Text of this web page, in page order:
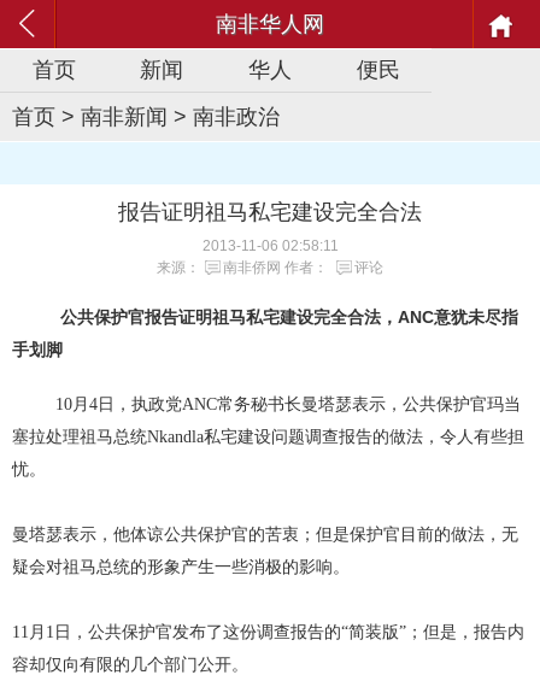
南非华人网
首页
新闻 华人
便民
首页 > 南非新闻 > 南非政治
报告证明祖马私宅建设完全合法
2013-11-06 02:58:11
来源：
南非侨网 作者： 评论
公共保护官报告证明祖马私宅建设完全合法，ANC意犹未尽指
手划脚
10月4日，执政党ANC常务秘书长曼塔瑟表示，公共保护官玛当
塞拉处理祖马总统Nkandla私宅建设问题调查报告的做法，令人有些担
忧。
曼塔瑟表示，他体谅公共保护官的苦衷；但是保护官目前的做法，无
疑会对祖马总统的形象产生一些消极的影响。
11月1日，公共保护官发布了这份调查报告的“简装版”；但是，报告内
容却仅向有限的几个部门公开。